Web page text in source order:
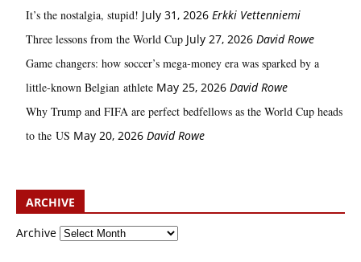
It’s the nostalgia, stupid! July 31, 2026 Erkki Vetten­­niemi
Three lessons from the World Cup July 27, 2026 David Rowe
Game changers: how soccer’s mega‑money era was sparked by a
little‑known Belgian athlete May 25, 2026 David Rowe
Why Trump and FIFA are perfect bedfellows as the World Cup heads
to the US May 20, 2026 David Rowe
ARCHIVE
Archive